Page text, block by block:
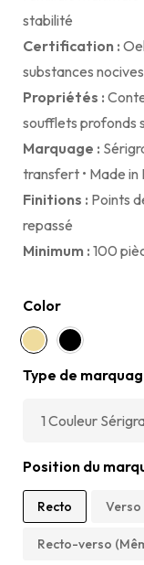
stabilité
Certification :
substances
Propriétés :
soufflets profonds
Marquage :
transfert • Made in
Finitions : Points
repassé
Minimum : 100
Color
Type de
Position du
Recto Verso
Recto-verso